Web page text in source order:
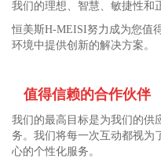
我们的理想、智慧、敏捷性和
恒美斯H-MEISI努力成为您值
环境中提供创新的解决方案。
值得信赖的合作伙伴
我们的最高目标是为我们的供
务。我们将每一次互动都视为
心的个性化服务。